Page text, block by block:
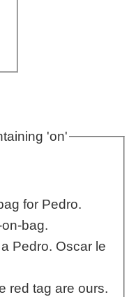
'on'
for Pedro.
bag.
Pedro. Oscar le
red tag are ours.